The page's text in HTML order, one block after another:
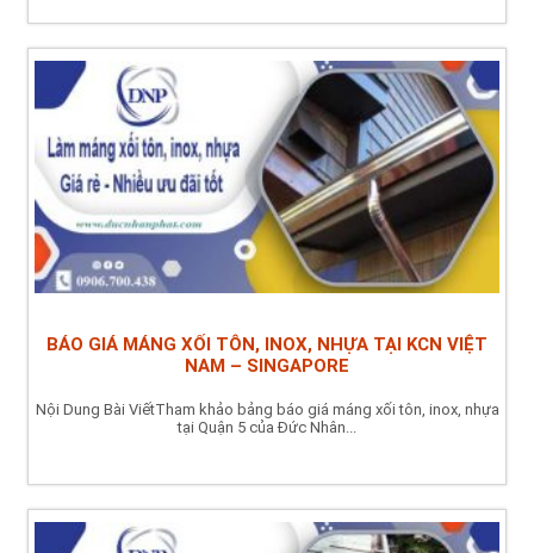
BÁO GIÁ MÁNG XỐI TÔN, INOX, NHỰA TẠI KCN VIỆT
NAM – SINGAPORE
Nội Dung Bài ViếtTham khảo bảng báo giá máng xối tôn, inox, nhựa
tại Quận 5 của Đức Nhân...